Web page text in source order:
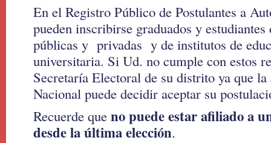
En el Registro Público de Postulantes a
pueden inscribirse graduados y estudiantes
públicas y privadas y de institutos de
universitaria. Si Ud. no cumple con estos
Secretaría Electoral de su distrito ya que
Nacional puede decidir aceptar su
Recuerde que no puede estar afiliado a
desde la última elección.